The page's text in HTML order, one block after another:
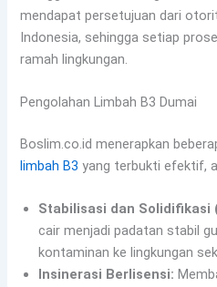
mendapat persetujuan dari
Indonesia, sehingga setiap
ramah lingkungan.
Pengolahan Limbah B3 Dumai
Boslim.co.id menerapkan
limbah B3 yang terbukti efektif,
Stabilisasi dan Solidifikasi
cair menjadi padatan stabil
kontaminan ke lingkungan
Insinerasi Berlisensi: